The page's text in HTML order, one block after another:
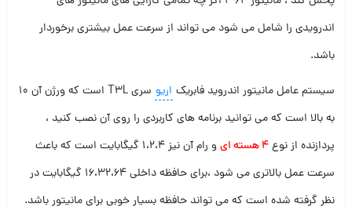
اندرویدی را شامل می شود می تواند از سرعت عمل بیشتری برخوردار
باشد.
سیستم عامل مانیتور اندروید فابریک اریو
سری T3L است که ورژن آن 10
به بالا است که می توانید برنامه های کاربردی را روی آن نصب کنید ،
پردازنده از نوع4 هسته ای
و رام آن نیز 1،2،4 گیگابایت است که باعث
سرعت عمل بالاتری می شود ،برای حافظه داخلی 16،32،64 گیگابایت در
نظر گرفته شده است که می تواند حافظه بسیار خوبی برای مانیتور باشد.